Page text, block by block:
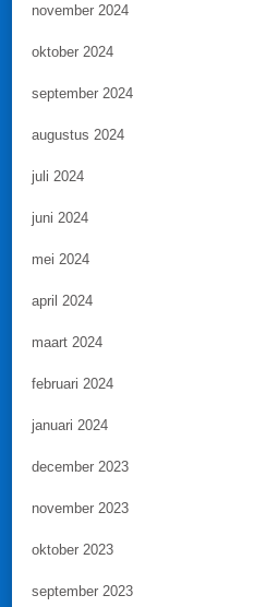
november 2024
oktober 2024
september 2024
augustus 2024
juli 2024
juni 2024
mei 2024
april 2024
maart 2024
februari 2024
januari 2024
december 2023
november 2023
oktober 2023
september 2023